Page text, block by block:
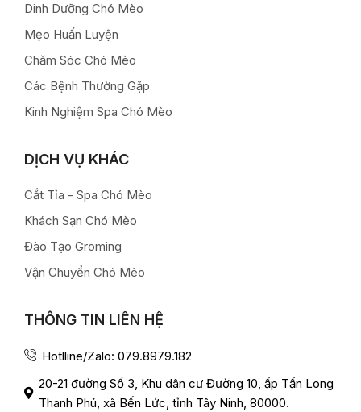
Dinh Dưỡng Chó Mèo
Mẹo Huấn Luyện
Chăm Sóc Chó Mèo
Các Bệnh Thường Gặp
Kinh Nghiệm Spa Chó Mèo
DỊCH VỤ KHÁC
Cắt Tỉa - Spa Chó Mèo
Khách Sạn Chó Mèo
Đào Tạo Groming
Vận Chuyển Chó Mèo
THÔNG TIN LIÊN HỆ
Hotlline/Zalo: 079.8979.182
20-21 đường Số 3, Khu dân cư Đường 10, ấp Tấn Long
Thanh Phú, xã Bến Lức, tỉnh Tây Ninh, 80000.